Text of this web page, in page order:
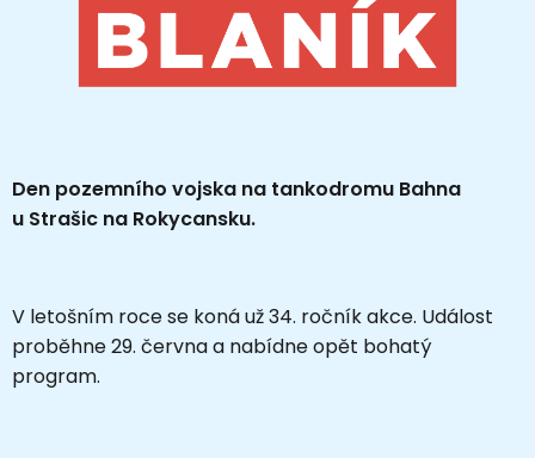
Den pozemního vojska na tankodromu Bahna
u Strašic na Rokycansku.
V letošním roce se koná už 34. ročník akce. Událost
proběhne 29. června a nabídne opět bohatý
program.